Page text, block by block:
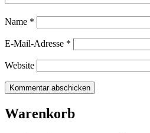
Name *
E-Mail-Adresse *
Website
Warenkorb